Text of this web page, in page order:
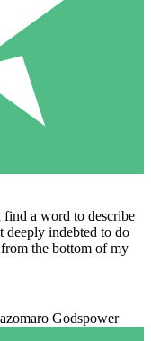
find a word to describe
deeply indebted to do
the bottom of my
Godspower